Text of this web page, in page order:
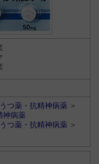
つ薬・抗精神病薬 ＞
神病薬
つ薬・抗精神病薬 ＞